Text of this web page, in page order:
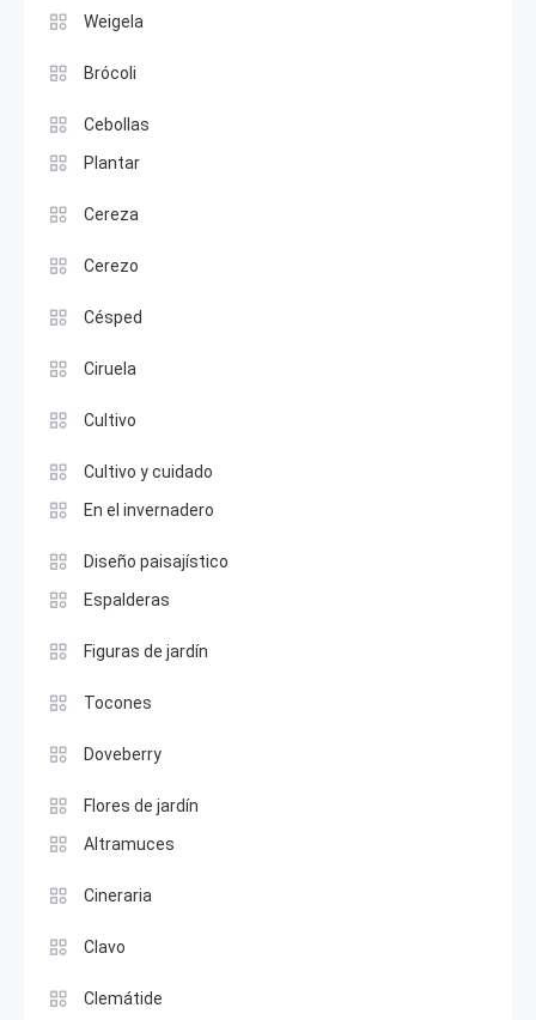
Weigela
Brócoli
Cebollas
Plantar
Cereza
Cerezo
Césped
Ciruela
Cultivo
Cultivo y cuidado
En el invernadero
Diseño paisajístico
Espalderas
Figuras de jardín
Tocones
Doveberry
Flores de jardín
Altramuces
Cineraria
Clavo
Clemátide